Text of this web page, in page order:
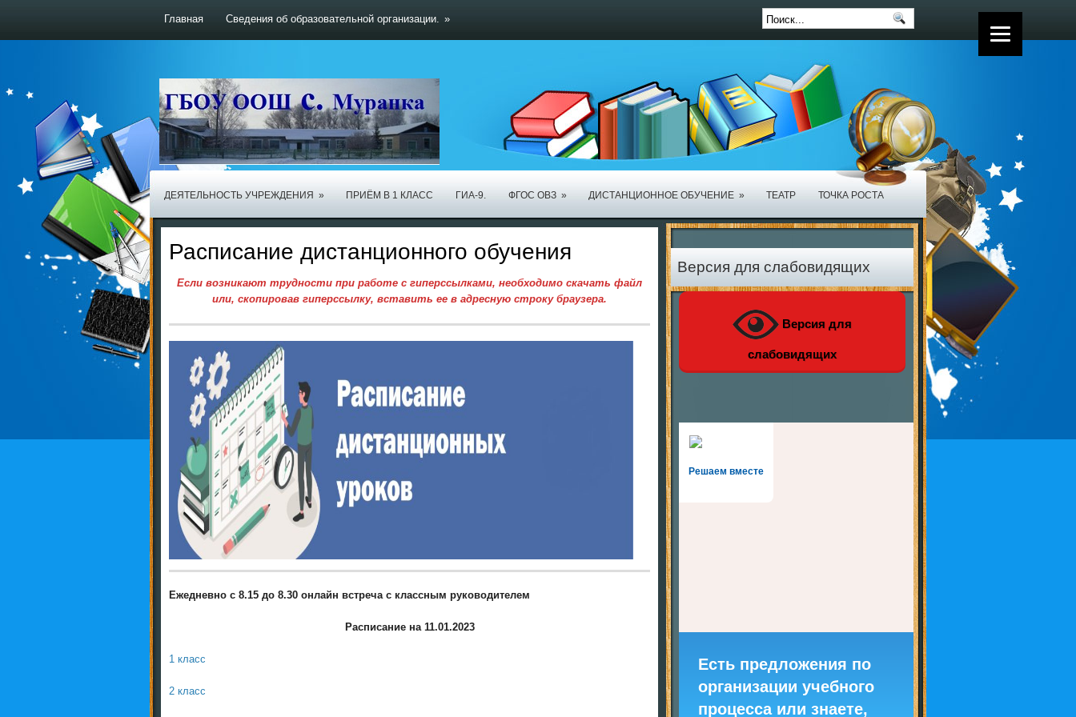
Главная Сведения об образовательной организации. »
ДЕЯТЕЛЬНОСТЬ УЧРЕЖДЕНИЯ » ПРИЁМ В 1 КЛАСС ГИА-9. ФГОС ОВЗ » ДИСТАНЦИОННОЕ ОБУЧЕНИЕ » ТЕАТР ТОЧКА РОСТА
Расписание дистанционного обучения
Если возникают трудности при работе с гиперссылками, необходимо скачать файл
или, скопировав гиперссылку, вставить ее в адресную строку браузера.
Ежедневно с 8.15 до 8.30 онлайн встреча с классным руководителем
Расписание на 11.01.2023
1 класс
2 класс
Версия для слабовидящих
Версия для
слабовидящих
Решаем вместе
Есть предложения по
организации учебного
процесса или знаете,